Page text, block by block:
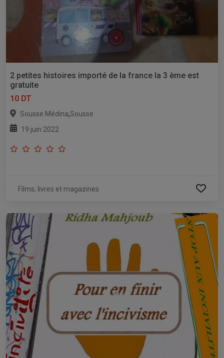
2 petites histoires importé de la france la 3 ème est
gratuite
10 DT
Sousse Médina,Sousse
19 juin 2022
Films, livres et magazines